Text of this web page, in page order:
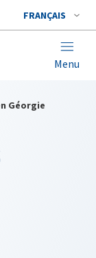
FRANÇAIS
Menu
Géorgie